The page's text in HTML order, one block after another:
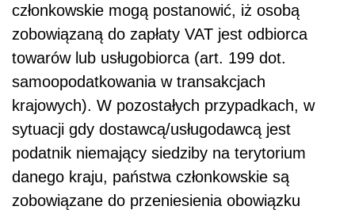
członkowskie mogą postanowić, iż osobą
zobowiązaną do zapłaty VAT jest odbiorca
towarów lub usługobiorca (art. 199 dot.
samoopodatkowania w transakcjach
krajowych). W pozostałych przypadkach, w
sytuacji gdy dostawcą/usługodawcą jest
podatnik niemający siedziby na terytorium
danego kraju, państwa członkowskie są
zobowiązane do przeniesienia obowiązku